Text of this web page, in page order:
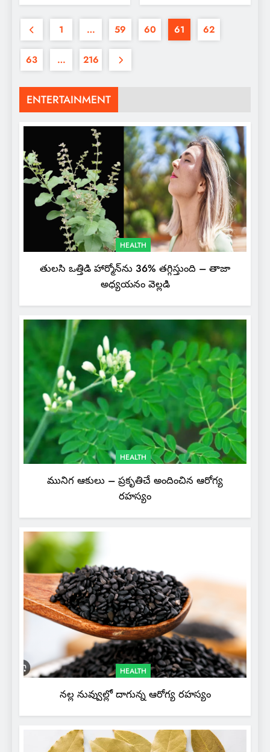
ENTERTAINMENT
HEALTH
తులసి ఒత్తిడి హార్మోన్‌ను 36% తగ్గిస్తుంది – తాజా
అధ్యయనం వెల్లడి
HEALTH
మునిగ ఆకులు – ప్రకృతిచే అందించిన ఆరోగ్య
రహస్యం
HEALTH
నల్ల నువ్వుల్లో దాగున్న ఆరోగ్య రహస్యం
1 … 59 60 61 62
63 … 216